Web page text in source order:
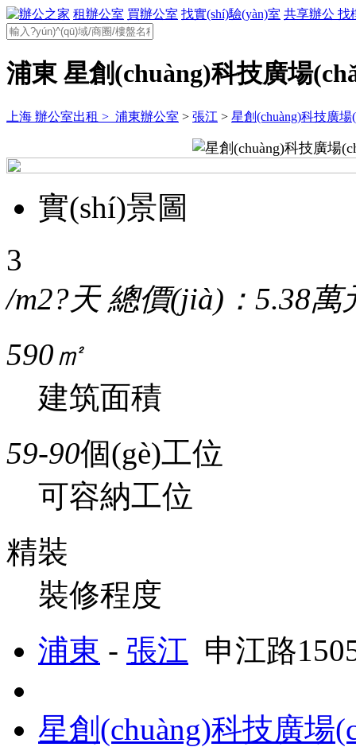
租辦公室 買辦公室 找實(shí)驗(yàn)室 共享辦公 找
浦東 星創(chuàng)科技廣場
上海 辦公室出租 > 浦東辦公室 > 張江 > 星創(chuàng)科技廣場
實(shí)景圖
3
/m2?天 總價(jià)：5.38萬
590㎡
建筑面積
59-90個(gè)工位
可容納工位
精裝
裝修程度
浦東 - 張江 申江路
星創(chuàng)科技廣場